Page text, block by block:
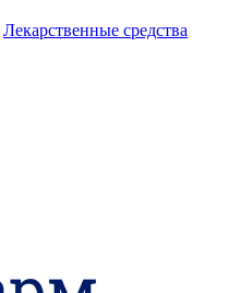
Лекарственные средства